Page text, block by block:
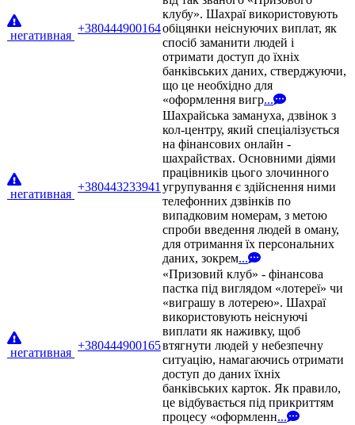
негативная
+380444900164
клубу». Шахраї використовують
обіцянки неіснуючих виплат, як
спосіб заманити людей і
отримати доступ до їхніх
банківських даних, стверджуючи,
що це необхідно для
«оформлення вигр...
негативная
+380443233941
Шахрайська замануха, дзвінок з
кол-центру, який спеціалізується
на фінансових онлайн -
шахрайствах. Основними діями
працівників цього злочинного
угрупування є здійснення ними
телефонних дзвінків по
випадковим номерам, з метою
спроби введення людей в оману,
для отримання їх персональних
даних, зокрем...
негативная
+380444900165
«Призовий клуб» - фінансова
пастка під виглядом «лотереї» чи
«виграшу в лотерею». Шахраї
використовують неіснуючі
виплати як наживку, щоб
втягнути людей у небезпечну
ситуацію, намагаючись отримати
доступ до даних їхніх
банківських карток. Як правило,
це відбувається під прикриттям
процесу «оформленн...